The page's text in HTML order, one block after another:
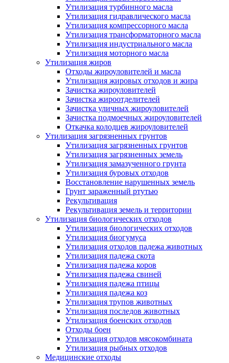
Утилизация турбинного масла
Утилизация гидравлического масла
Утилизация компрессорного масла
Утилизация трансформаторного масла
Утилизация индустриального масла
Утилизация моторного масла
Утилизация жиров
Отходы жироуловителей и масла
Утилизация жировых отходов и жира
Зачистка жироуловителей
Зачистка жироотделителей
Зачистка уличных жироуловителей
Зачистка подмоечных жироуловителей
Откачка колодцев жироуловителей
Утилизация загрязненных грунтов
Утилизация загрязненных грунтов
Утилизация загрязненных земель
Утилизация замазученного грунта
Утилизация буровых отходов
Восстановление нарушенных земель
Грунт зараженный ртутью
Рекультивация
Рекультивация земель и территории
Утилизация биологических отходов
Утилизация биологических отходов
Утилизация биогумуса
Утилизация отходов падежа животных
Утилизация падежа скота
Утилизация падежа коров
Утилизация падежа свиней
Утилизация падежа птицы
Утилизация падежа коз
Утилизация трупов животных
Утилизация последов животных
Утилизация боенских отходов
Отходы боен
Утилизация отходов мясокомбината
Утилизация рыбных отходов
Медицинские отходы